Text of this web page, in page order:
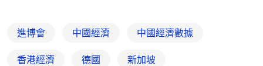
進博會 中國經濟 中國經濟數據
香港經濟 德國 新加坡